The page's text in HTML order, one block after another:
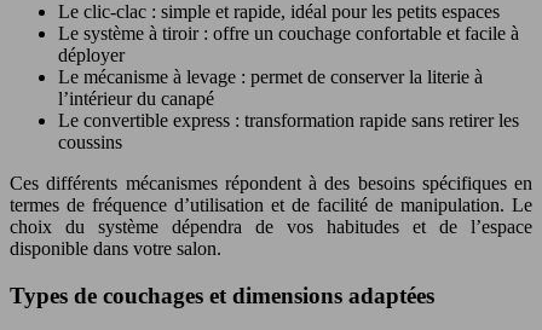
Le clic-clac : simple et rapide, idéal pour les petits espaces
Le système à tiroir : offre un couchage confortable et facile à
déployer
Le mécanisme à levage : permet de conserver la literie à
l’intérieur du canapé
Le convertible express : transformation rapide sans retirer les
coussins
Ces différents mécanismes répondent à des besoins spécifiques en
termes de fréquence d’utilisation et de facilité de manipulation. Le
choix du système dépendra de vos habitudes et de l’espace
disponible dans votre salon.
Types de couchages et dimensions adaptées